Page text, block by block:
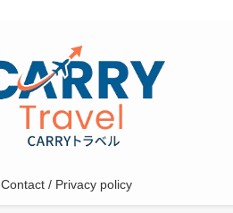
Contact / Privacy policy